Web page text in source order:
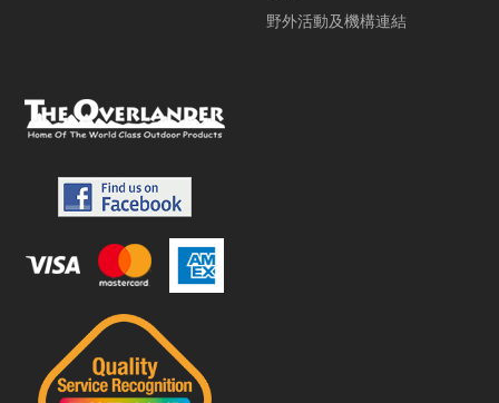
野外活動及機構連結